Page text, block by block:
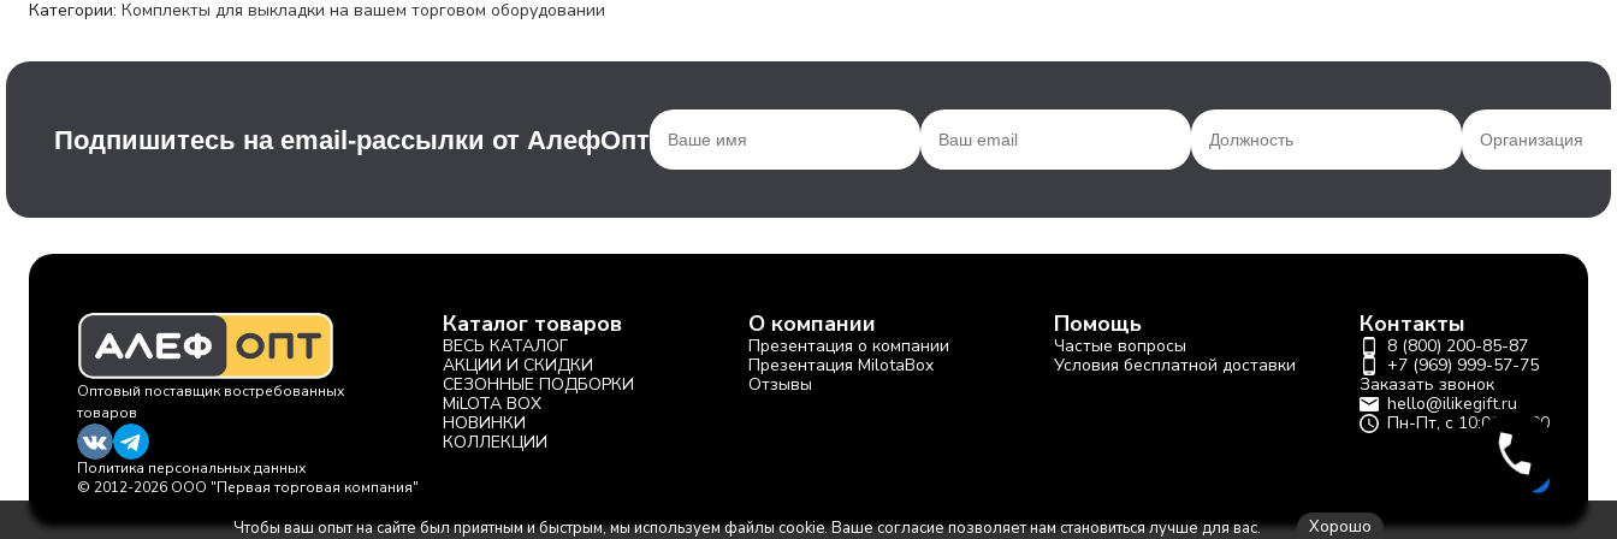
Категории: Комплекты для выкладки на вашем торговом оборудовании
Подпишитесь на email-рассылки от АлефОпт
Оптовый поставщик востребованных
товаров
Каталог товаров
ВЕСЬ КАТАЛОГ
АКЦИИ И СКИДКИ
СЕЗОННЫЕ ПОДБОРКИ
MiLOTA BOX
НОВИНКИ
КОЛЛЕКЦИИ
О компании
Презентация о компании
Презентация MilotaBox
Отзывы
Помощь
Частые вопросы
Условия бесплатной доставки
Контакты
8 (800) 200-85-87
+7 (969) 999-57-75
Заказать звонок
hello@ilikegift.ru
Пн-Пт, с 10:00-19:00
Политика персональных данных
© 2012-2026 ООО "Первая торговая компания"
Чтобы ваш опыт на сайте был приятным и быстрым, мы используем файлы cookie. Ваше согласие позволяет нам становиться лучше для вас. Хорошо